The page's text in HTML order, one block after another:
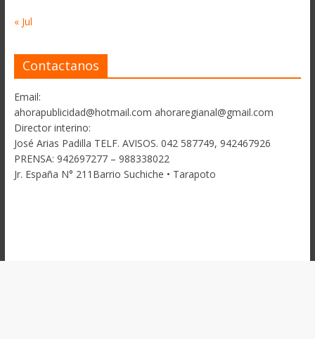
« Jul
Contactanos
Email:
ahorapublicidad@hotmail.com ahoraregianal@gmail.com
Director interino:
José Arias Padilla TELF. AVISOS. 042 587749, 942467926
PRENSA: 942697277 – 988338022
Jr. España N° 211Barrio Suchiche • Tarapoto